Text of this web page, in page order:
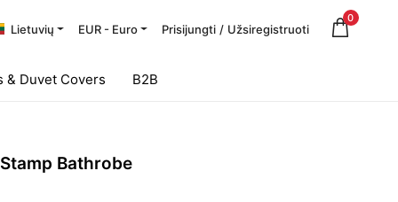
Lietuvių EUR - Euro Prisijungti / Užsiregistruoti
0
& Duvet Covers B2B
Bathrobe